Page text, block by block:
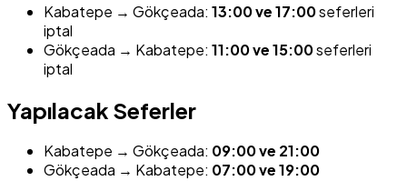
Kabatepe → Gökçeada: 13:00 ve 17:00seferleri
iptal
Gökçeada → Kabatepe: 11:00 ve 15:00seferleri
iptal
Yapılacak Seferler
Kabatepe → Gökçeada: 09:00 ve 21:00
Gökçeada → Kabatepe: 07:00 ve 19:00